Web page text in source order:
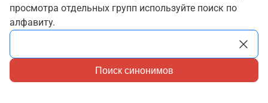
просмотра отдельных групп используйте поиск по
алфавиту.
Поиск синонимов